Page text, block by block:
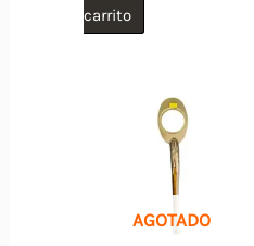
carrito
AGOTADO